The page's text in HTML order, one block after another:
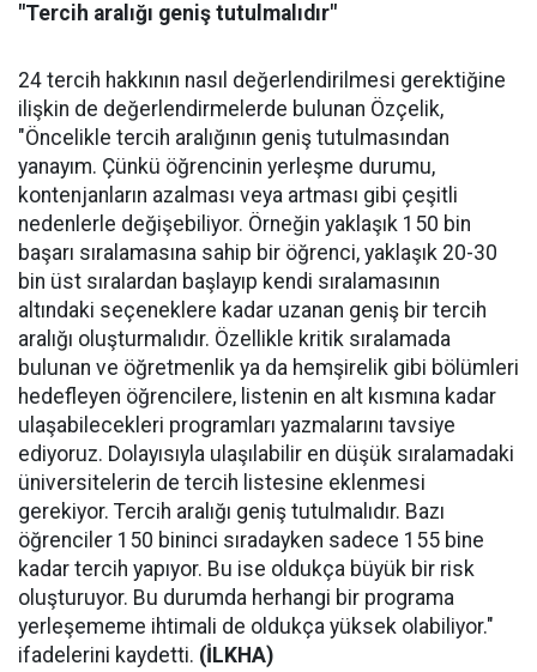
"Tercih aralığı geniş tutulmalıdır"
24 tercih hakkının nasıl değerlendirilmesi gerektiğine
ilişkin de değerlendirmelerde bulunan Özçelik,
"Öncelikle tercih aralığının geniş tutulmasından
yanayım. Çünkü öğrencinin yerleşme durumu,
kontenjanların azalması veya artması gibi çeşitli
nedenlerle değişebiliyor. Örneğin yaklaşık 150 bin
başarı sıralamasına sahip bir öğrenci, yaklaşık 20-30
bin üst sıralardan başlayıp kendi sıralamasının
altındaki seçeneklere kadar uzanan geniş bir tercih
aralığı oluşturmalıdır. Özellikle kritik sıralamada
bulunan ve öğretmenlik ya da hemşirelik gibi bölümleri
hedefleyen öğrencilere, listenin en alt kısmına kadar
ulaşabilecekleri programları yazmalarını tavsiye
ediyoruz. Dolayısıyla ulaşılabilir en düşük sıralamadaki
üniversitelerin de tercih listesine eklenmesi
gerekiyor. Tercih aralığı geniş tutulmalıdır. Bazı
öğrenciler 150 bininci sıradayken sadece 155 bine
kadar tercih yapıyor. Bu ise oldukça büyük bir risk
oluşturuyor. Bu durumda herhangi bir programa
yerleşememe ihtimali de oldukça yüksek olabiliyor."
ifadelerini kaydetti. (İLKHA)